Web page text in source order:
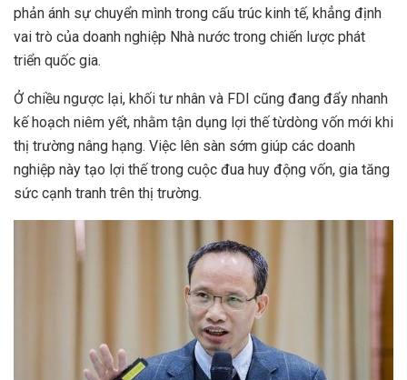
phản ánh sự chuyển mình trong cấu trúc kinh tế, khẳng định
vai trò của doanh nghiệp Nhà nước trong chiến lược phát
triển quốc gia.
Ở chiều ngược lại, khối tư nhân và FDI cũng đang đẩy nhanh
kế hoạch niêm yết, nhằm tận dụng lợi thế từdòng vốn mới khi
thị trường nâng hạng. Việc lên sàn sớm giúp các doanh
nghiệp này tạo lợi thế trong cuộc đua huy động vốn, gia tăng
sức cạnh tranh trên thị trường.